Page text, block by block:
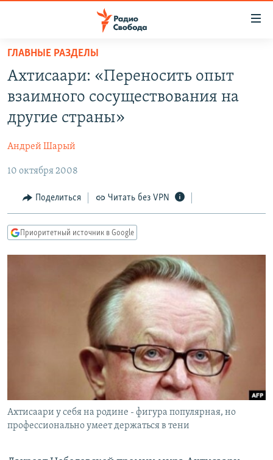
упрощенного
доступа
основному
Вернутся
навигации
Вернутся
поиску
АВТОРСКИЕ ПРОЕКТЫ
МНЕНИЯ
КУЛЬТУРА
IDEL.РЕАЛИИ
СЕВЕР.РЕАЛИИ
РАСПИСАНИЕ ВЕЩАНИЯ
ПОДПИШИТЕСЬ НА РАССЫЛКУ
Все сайты РСЕ/РС
ГЛАВНЫЕ РАЗДЕЛЫ
Ахтисаари: «Переносить опыт
взаимного сосуществования на
другие страны»
Андрей Шарый
10 октября 2008
Поделиться Читать без VPN
Приоритетный источник в Google
Ахтисаари у себя на родине - фигура популярная, но
профессионально умеет держаться в тени